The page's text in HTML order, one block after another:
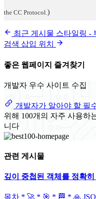
the CC Protocol.)
최근 게시물 스타일링 -
검색 삽입 위치
좋은 웹페이지 즐겨찾기
개발자 우수 사이트 수집
개발자가 알아야 할 필
위해 100개의 자주 사용하
니다
관련 게시물
깊이 중첩된 객체를 정확
목차 * 🚀 * 🎯 * 🏁 * 🙏